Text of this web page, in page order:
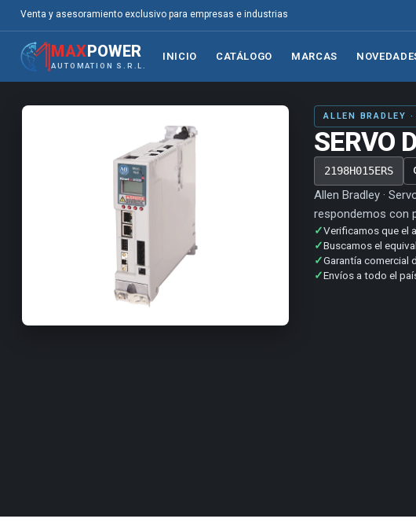
Venta y asesoramiento exclusivo para empresas e industrias
MAXPOWER
AUTOMATION S.R.L.
INICIO CATÁLOGO MARCAS
ALLEN BRADLEY ·
SERVO
2198H015ERS
Allen Bradley ·
respondemos con
✓Verificamos que el
✓Buscamos el
✓Garantía comercial
✓Envíos a todo el